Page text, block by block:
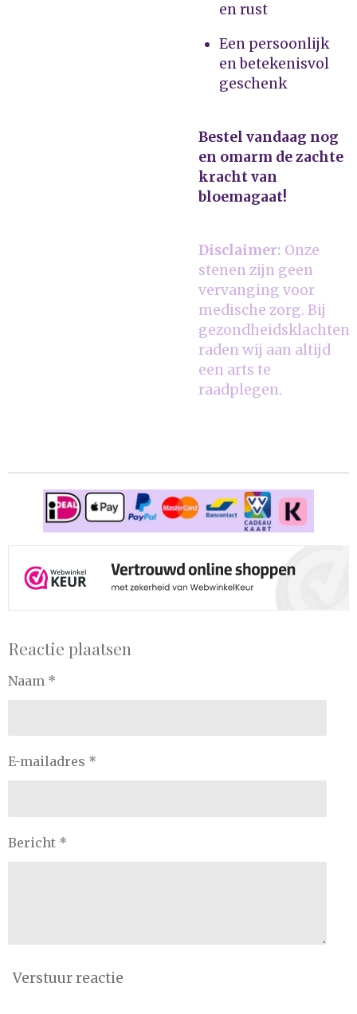
en rust
Een persoonlijk
en betekenisvol
geschenk
Bestel vandaag nog
en omarm de zachte
kracht van
bloemagaat!
Disclaimer: Onze
stenen zijn geen
vervanging voor
medische zorg. Bij
gezondheidsklachten
raden wij aan altijd
een arts te
raadplegen.
Reactie plaatsen
Naam *
E-mailadres *
Bericht *
Verstuur reactie